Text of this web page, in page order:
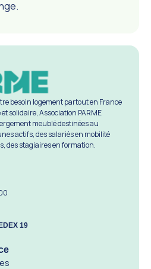
besoin logement partout en France
solidaire, Association PARME
meublé destinées au
actifs, des salariés en mobilité
des stagiaires en formation.
19